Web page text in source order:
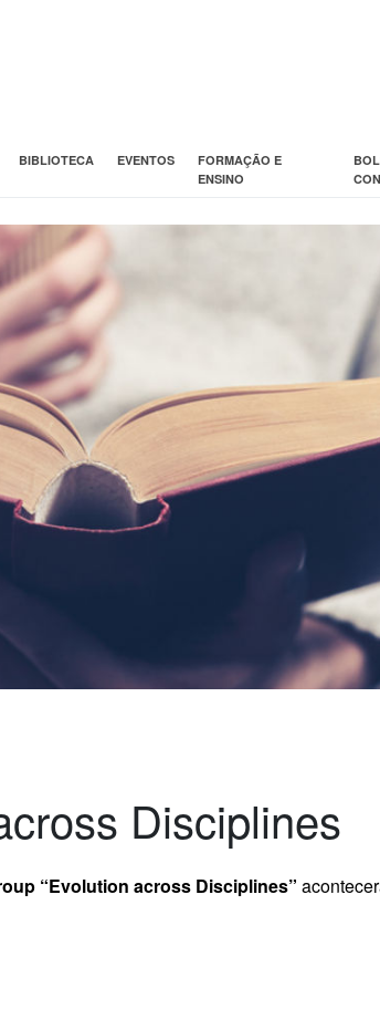
BIBLIOTECA EVENTOS
FORMAÇÃO E
ENSINO
Disciplines
“Evolution across Disciplines”